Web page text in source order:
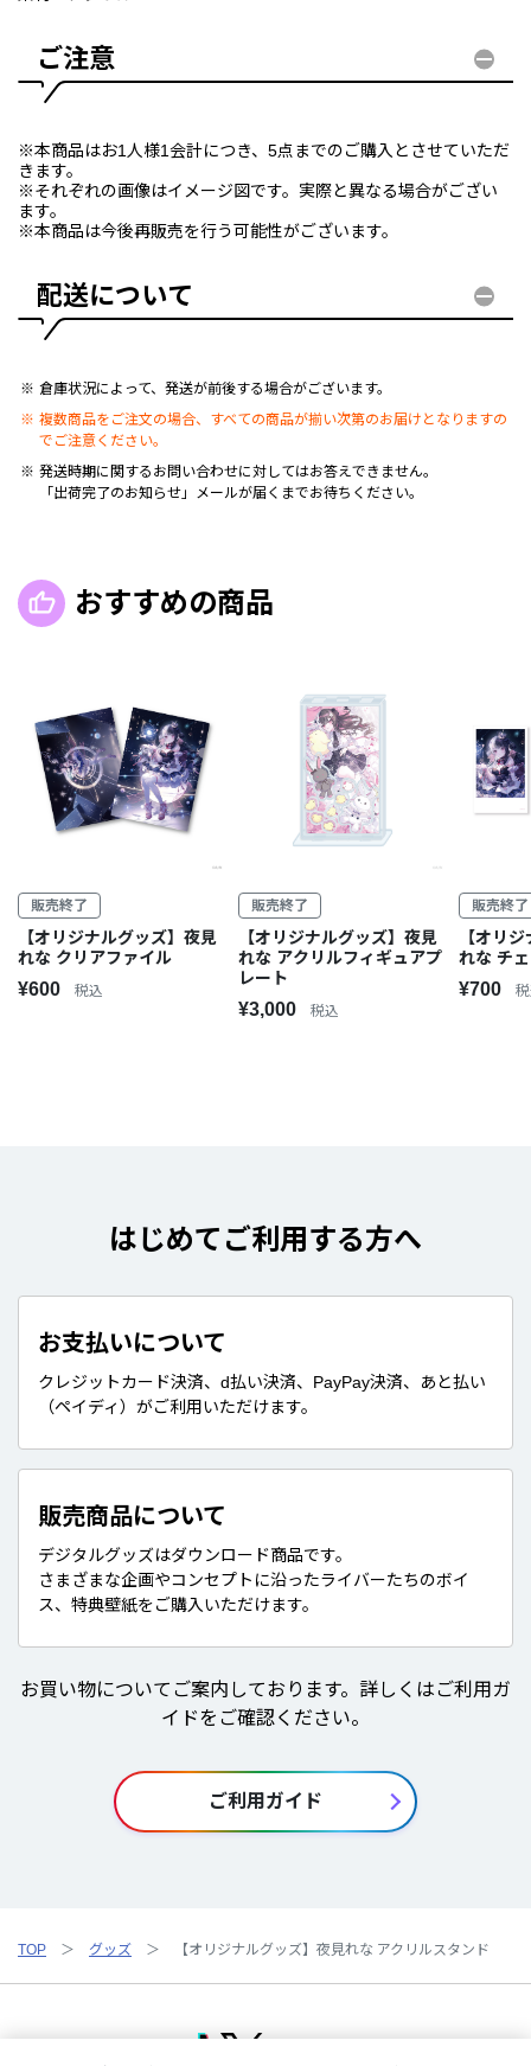
ご注意
※本商品はお1人様1会計につき、5点までのご購入とさせていただ
きます。
※それぞれの画像はイメージ図です。実際と異なる場合がござい
ます。
※本商品は今後再販売を行う可能性がございます。
配送について
倉庫状況によって、発送が前後する場合がございます。
複数商品をご注文の場合、すべての商品が揃い次第のお届けとなりますの
でご注意ください。
発送時期に関するお問い合わせに対してはお答えできません。
「出荷完了のお知らせ」メールが届くまでお待ちください。
おすすめの商品
販売終了
【オリジナルグッズ】夜見
れな クリアファイル
¥600 税込
販売終了
【オリジナルグッズ】夜見
れな アクリルフィギュアプ
レート
¥3,000 税込
販売終了
【オリ
れな チ
¥700
はじめてご利用する方へ
お支払いについて
クレジットカード決済、d払い決済、PayPay決済、あと払い
（ペイディ）がご利用いただけます。
販売商品について
デジタルグッズはダウンロード商品です。
さまざまな企画やコンセプトに沿ったライバーたちのボイ
ス、特典壁紙をご購入いただけます。
お買い物についてご案内しております。詳しくはご利用ガ
イドをご確認ください。
ご利用ガイド
TOP グッズ 【オリジナルグッズ】夜見れな アクリルスタンド